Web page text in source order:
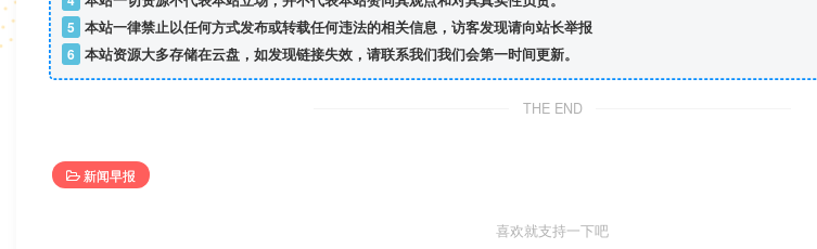
5 本站一律禁止以任何方式发布或转载任何违法的相关信息，访客发现请向站长举报
6 本站资源大多存储在云盘，如发现链接失效，请联系我们我们会第一时间更新。
THE END
新闻早报
喜欢就支持一下吧